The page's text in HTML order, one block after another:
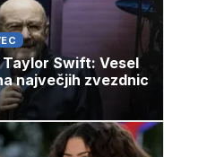
Taylor Swift: Vesel
največjih zvezdnic